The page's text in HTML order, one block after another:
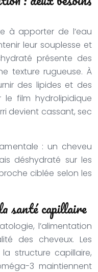
à apporter de l’eau
leur souplesse et
présente des
texture rugueuse. À
des lipides et des
film hydrolipidique
devient cassant, sec
: un cheveu
déshydraté sur les
ciblée selon les
santé capillaire
l’alimentation
des cheveux. Les
structure capillaire,
3 maintiennent